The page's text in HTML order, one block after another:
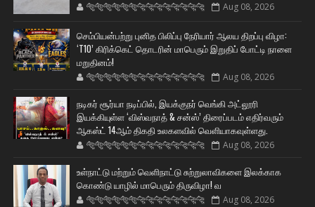
🐅🐅🐅🐅🐅🐅🐆🐆🐆🐆🐆🐆🐆🐆 Aug 08, 2026
செம்பியன்பற்று புனித பிலிப்பு நேரியார் ஆலய திறப்பு விழா:
‘T10’ கிரிக்கெட் தொடரின் மாபெரும் இறுதிப் போட்டி நாளை
மறுதினம்!
🐅🐅🐅🐅🐅🐅🐆🐆🐆🐆🐆🐆🐆🐆 Aug 08, 2026
நடிகர் சூர்யா நடிப்பில், இயக்குநர் வெங்கி அட்லூரி
இயக்கியுள்ள ‘விஸ்வநாத் & சன்ஸ்’ திரைப்படம் எதிர்வரும்
ஆகஸ்ட் 14ஆம் திகதி உலகளவில் வெளியாகவுள்ளது.
🐅🐅🐅🐅🐅🐅🐆🐆🐆🐆🐆🐆🐆🐆 Aug 08, 2026
உள்நாட்டு மற்றும் வெளிநாட்டு சுற்றுலாவிகளை இலக்காக
கொண்டு யாழில் மாபெரும் திருவிழா! வ
🐅🐅🐅🐅🐅🐅🐆🐆🐆🐆🐆🐆🐆🐆 Aug 08, 2026